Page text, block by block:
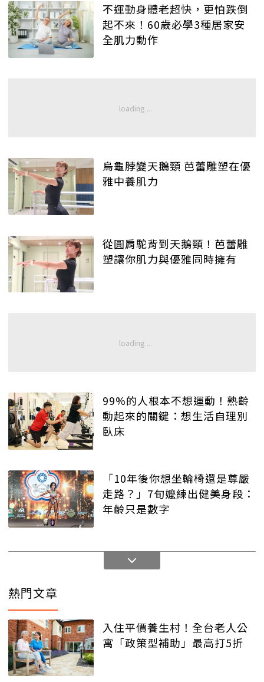
不運動身體老超快，更怕跌倒
起不來！60歲必學3種居家安
全肌力動作
烏龜脖變天鵝頸 芭蕾雕塑在優
雅中養肌力
從圓肩駝背到天鵝頸！芭蕾雕
塑讓你肌力與優雅同時擁有
99%的人根本不想運動！熟齡
動起來的關鍵：想生活自理別
臥床
「10年後你想坐輪椅還是尊嚴
走路？」7旬嬤練出健美身段：
年齡只是數字
熱門文章
入住平價養生村！全台老人公
寓「政策型補助」最高打5折